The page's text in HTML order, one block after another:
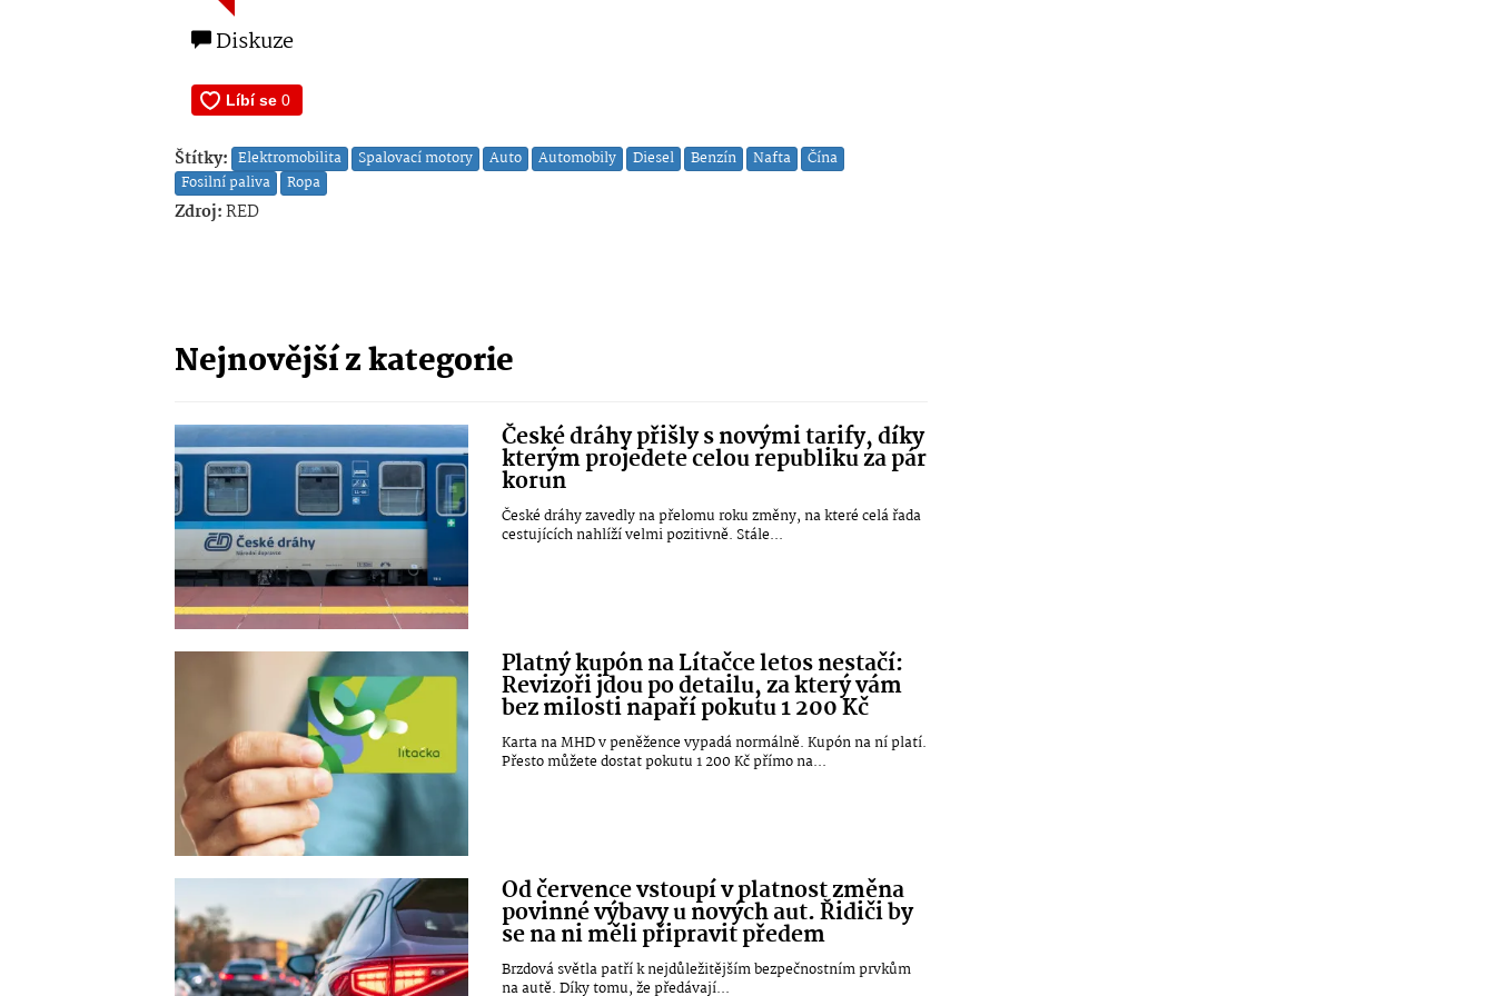
Diskuze
Štítky: Elektromobilita Spalovací motory Auto Automobily Diesel Benzín Nafta
Čína
Fosilní paliva
Ropa
Zdroj:RED
Nejnovější z kategorie
České dráhy přišly s novými tarify, díky
kterým projedete celou republiku za pár
korun
České dráhy zavedly na přelomu roku změny, na které celá řada
cestujících nahlíží velmi pozitivně. Stále...
Platný kupón na Lítačce letos nestačí:
Revizoři jdou po detailu, za který vám
bez milosti napaří pokutu 1 200 Kč
Karta na MHD v peněžence vypadá normálně. Kupón na ní platí.
Přesto můžete dostat pokutu 1 200 Kč přímo na...
Od července vstoupí v platnost změna
povinné výbavy u nových aut. Řidiči by
se na ni měli připravit předem
Brzdová světla patří k nejdůležitějším bezpečnostním prvkům
na autě. Díky tomu, že předávají...